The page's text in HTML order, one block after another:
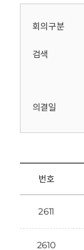
회
회의구분
검색
의결일
번호
2611
2610